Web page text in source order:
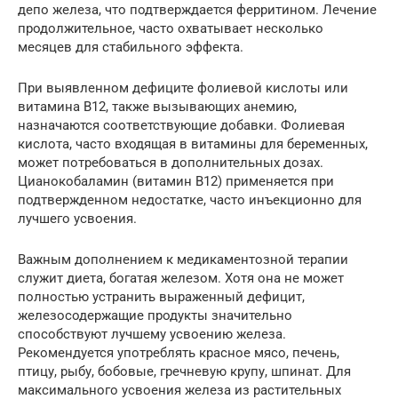
депо железа, что подтверждается ферритином. Лечение
продолжительное, часто охватывает несколько
месяцев для стабильного эффекта.
При выявленном дефиците фолиевой кислоты или
витамина B12, также вызывающих анемию,
назначаются соответствующие добавки. Фолиевая
кислота, часто входящая в витамины для беременных,
может потребоваться в дополнительных дозах.
Цианокобаламин (витамин B12) применяется при
подтвержденном недостатке, часто инъекционно для
лучшего усвоения.
Важным дополнением к медикаментозной терапии
служит диета, богатая железом. Хотя она не может
полностью устранить выраженный дефицит,
железосодержащие продукты значительно
способствуют лучшему усвоению железа.
Рекомендуется употреблять красное мясо, печень,
птицу, рыбу, бобовые, гречневую крупу, шпинат. Для
максимального усвоения железа из растительных